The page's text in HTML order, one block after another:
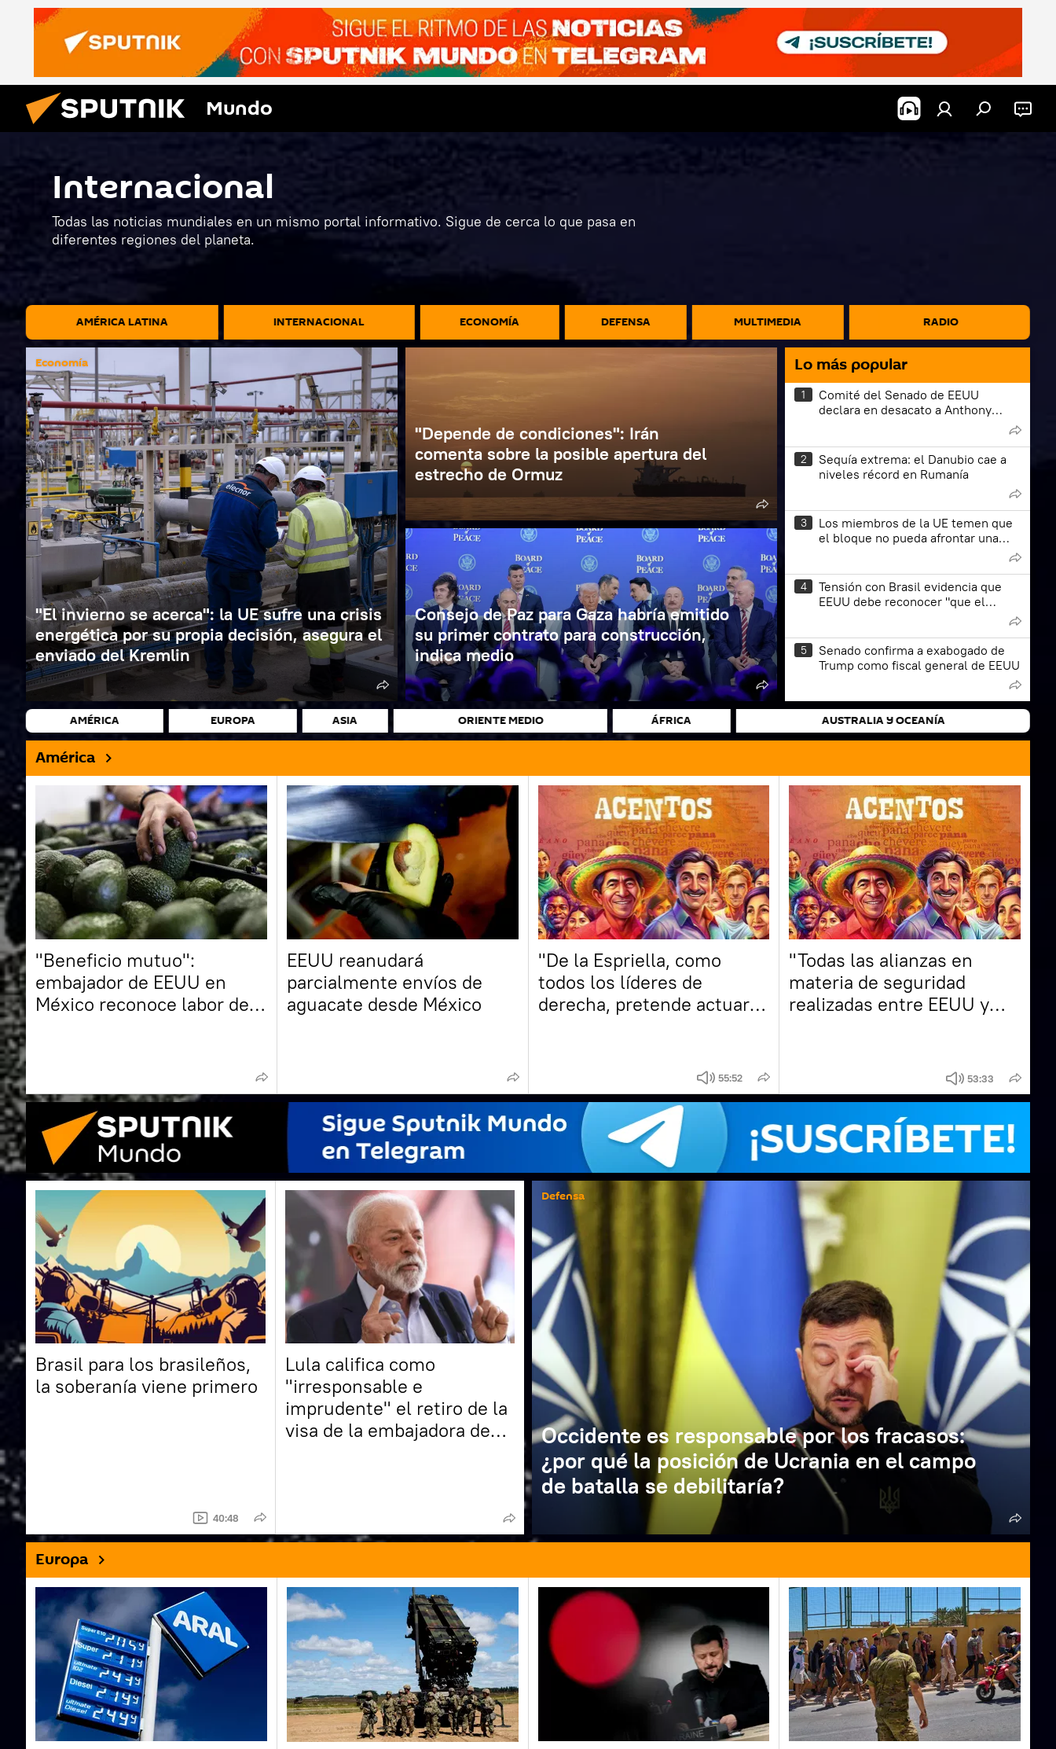
Mundo
Internacional
Todas las noticias mundiales en un mismo portal informativo. Sigue de cerca lo que pasa en
diferentes regiones del planeta.
AMÉRICA LATINA INTERNACIONAL ECONOMÍA DEFENSA MULTIMEDIA RADIO ‎ ‎ ‎ ‎ ‎ ‎ ‎ ‎ ‎ ‎
Economía
"El invierno se acerca": la UE sufre una crisis
energética por su propia decisión, asegura el
enviado del Kremlin
"Depende de condiciones": Irán
comenta sobre la posible apertura del
estrecho de Ormuz
Lo más popular
1
Comité del Senado de EEUU
declara en desacato a Anthony
2
Sequía extrema: el Danubio cae a
niveles récord en Rumanía
3
Los miembros de la UE temen que
el bloque no pueda afrontar una
4
Tensión con Brasil evidencia que
EEUU debe reconocer "que el
5
Senado confirma a exabogado de
Trump como fiscal general de EEUU
Consejo de Paz para Gaza habría emitido
su primer contrato para construcción,
indica medio
AMÉRICA EUROPA ASIA ORIENTE MEDIO ÁFRICA AUSTRALIA Y OCEANÍA
América
"Beneficio mutuo":
embajador de EEUU en
México reconoce labor de
EEUU reanudará
parcialmente envíos de
aguacate desde México
"De la Espriella, como
todos los líderes de
derecha, pretende actuar
55:52
"Todas las alianzas en
materia de seguridad
realizadas entre EEUU y
53:33
Brasil para los brasileños,
la soberanía viene primero
40:48
Lula califica como
"irresponsable e
imprudente" el retiro de la
visa de la embajadora de
Defensa
Occidente es responsable por los fracasos:
¿por qué la posición de Ucrania en el campo
de batalla se debilitaría?
Europa